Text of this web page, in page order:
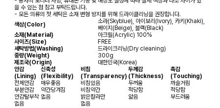
을 수 있는 점 참고 부탁드립니다.
- 모든 의류의 첫 세탁은 소재 변형 방지를 위해 드라이클리닝을 권장합니다.
색상(Color)
소라(Skyblue), 아이보리(Ivory), 카키(Khaki),
베이지(Beige), 블랙(Black)
소재(Material)
아크릴(Acrylic) 100%
사이즈(Size)
FREE
세탁방법(Washing)
드라이크리닝(Dry cleaning)
중량(Weight)
300g
제조국(Origin)
대한민국(Korea)
안감
(Lining)
신축성
(Flexibility)
비침
(Transparency)
두께감
(Thickness)
촉감
(Touching)
전체안감
매우좋음 비침있음 두꺼움
까슬거림
부분안감
약간당겨짐 비침약간 적당함
적당함
안감탈부착 없음 밝은칼라만 얇음
부드러움
없음
없음